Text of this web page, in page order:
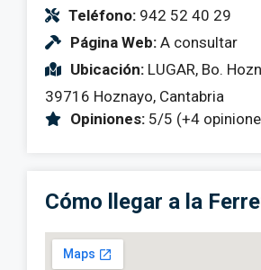
Teléfono: 942 52 40 29
Página Web: A consultar
Ubicación: LUGAR, Bo.
39716 Hoznayo, Cantabria
Opiniones: 5/5 (+4
Cómo llegar a la